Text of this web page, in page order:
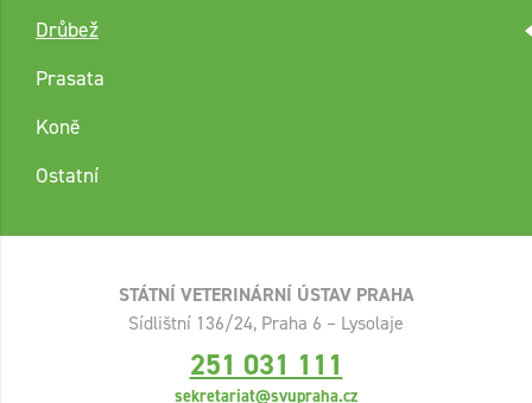
Drůbež
Prasata
Koně
Ostatní
STÁTNÍ VETERINÁRNÍ ÚSTAV PRAHA
Sídlištní 136/24, Praha 6 – Lysolaje
251 031 111
sekretariat@svupraha.cz